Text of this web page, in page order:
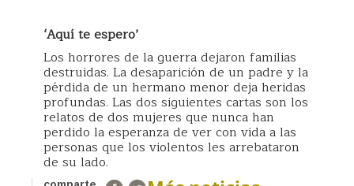
‘Aquí te espero’
Los horrores de la guerra dejaron familias
destruidas. La desaparición de un padre y la
pérdida de un hermano menor deja heridas
profundas. Las dos siguientes cartas son los
relatos de dos mujeres que nunca han
perdido la esperanza de ver con vida a las
personas que los violentos les arrebataron
de su lado.